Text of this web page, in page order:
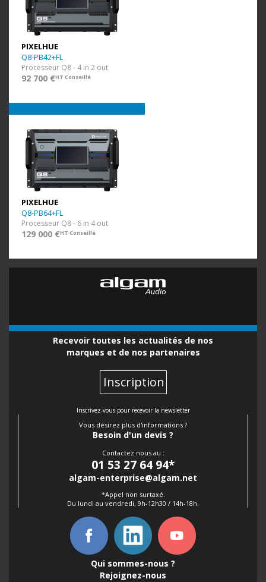
PIXELHUE
Q8-PB42+FL
Processeur Q8 - 4 in 2 out
92 700 €HT Conseillé
PIXELHUE
Q8-PB64+FL
Processeur Q8 - 6 in 4 out
129 000 €HT Conseillé
Recevoir toutes les actualités de nos
marques et de nos partenaires
Inscription
Inscrivez-vous pour recevoir la newsletter
Vous désirez plus d'informations ?
Besoin d'un devis ?
Contactez nous au :
01 53 27 64 94*
algam-enterprise@algam.net
*Appel non surtaxé.
Du lundi au vendredi, 9h-12h30 / 14h-18h.
Qui sommes-nous ?
Rejoignez-nous